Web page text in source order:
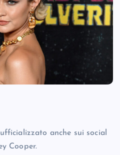
anche sui social
Cooper.